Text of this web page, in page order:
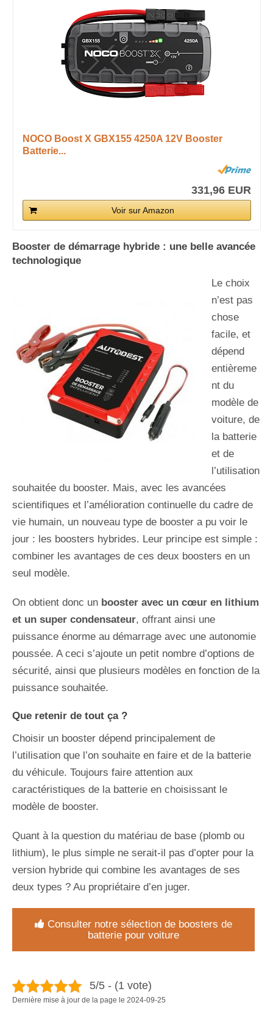
NOCO Boost X GBX155 4250A 12V Booster
Batterie...
331,96 EUR
Voir sur Amazon
Booster de démarrage hybride : une belle avancée
technologique
Le choix
n’est pas
chose
facile, et
dépend
entièreme
nt du
modèle de
voiture, de
la batterie
et de
l’utilisation
souhaitée du booster. Mais, avec les avancées
scientifiques et l’amélioration continuelle du cadre de
vie humain, un nouveau type de booster a pu voir le
jour : les boosters hybrides. Leur principe est simple :
combiner les avantages de ces deux boosters en un
seul modèle.
On obtient donc un booster avec un cœur en lithium
et un super condensateur, offrant ainsi une
puissance énorme au démarrage avec une autonomie
poussée. A ceci s’ajoute un petit nombre d’options de
sécurité, ainsi que plusieurs modèles en fonction de la
puissance souhaitée.
Que retenir de tout ça ?
Choisir un booster dépend principalement de
l’utilisation que l’on souhaite en faire et de la batterie
du véhicule. Toujours faire attention aux
caractéristiques de la batterie en choisissant le
modèle de booster.
Quant à la question du matériau de base (plomb ou
lithium), le plus simple ne serait-il pas d’opter pour la
version hybride qui combine les avantages de ses
deux types ? Au propriétaire d’en juger.
Consulter notre sélection de boosters de
batterie pour voiture
5/5 - (1 vote)
Dernière mise à jour de la page le 2024-09-25